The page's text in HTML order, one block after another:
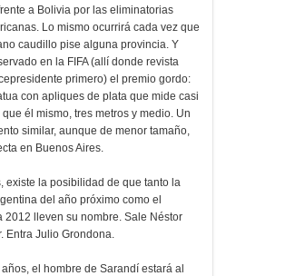
a Bolivia por las eliminatorias
Lo mismo ocurrirá cada vez que
caudillo pise alguna provincia. Y
en la FIFA (allí donde revista
primero) el premio gordo:
con apliques de plata que mide casi
él mismo, tres metros y medio. Un
similar, aunque de menor tamaño,
en Buenos Aires.
existe la posibilidad de que tanto la
del año próximo como el
2012 lleven su nombre. Sale Néstor
Entra Julio Grondona.
el hombre de Sarandí estará al